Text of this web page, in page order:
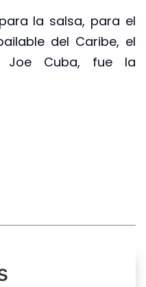
la salsa, para el
del Caribe, el
Joe Cuba, fue la